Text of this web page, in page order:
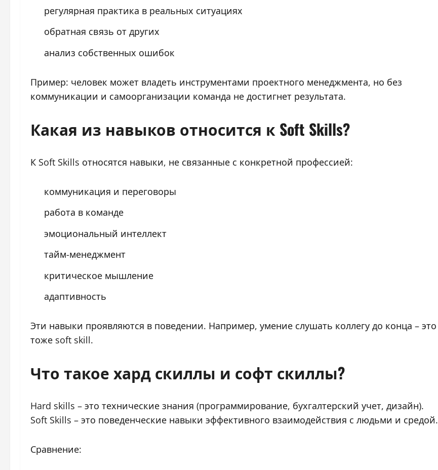
регулярная практика в реальных ситуациях
обратная связь от других
анализ собственных ошибок
Пример: человек может владеть инструментами проектного менеджмента, но без
коммуникации и самоорганизации команда не достигнет результата.
Какая из навыков относится к Soft Skills?
К Soft Skills относятся навыки, не связанные с конкретной профессией:
коммуникация и переговоры
работа в команде
эмоциональный интеллект
тайм-менеджмент
критическое мышление
адаптивность
Эти навыки проявляются в поведении. Например, умение слушать коллегу до конца – это
тоже soft skill.
Что такое хард скиллы и софт скиллы?
Hard skills – это технические знания (программирование, бухгалтерский учет, дизайн).
Soft Skills – это поведенческие навыки эффективного взаимодействия с людьми и средой.
Сравнение: